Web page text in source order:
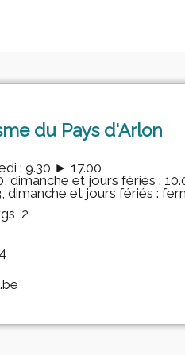
du Pays d'Arlon
: 9.30 ► 17.00
dimanche et jours fériés :
dimanche et jours fériés :
2